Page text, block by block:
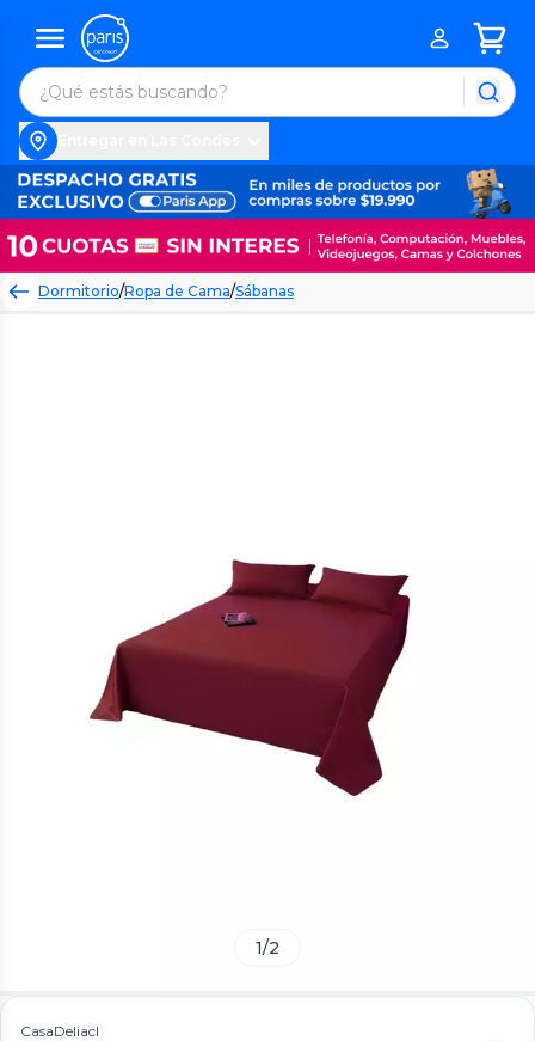
Dormitorio/Ropa de Cama/Sábanas
1/2
CasaDeliacl